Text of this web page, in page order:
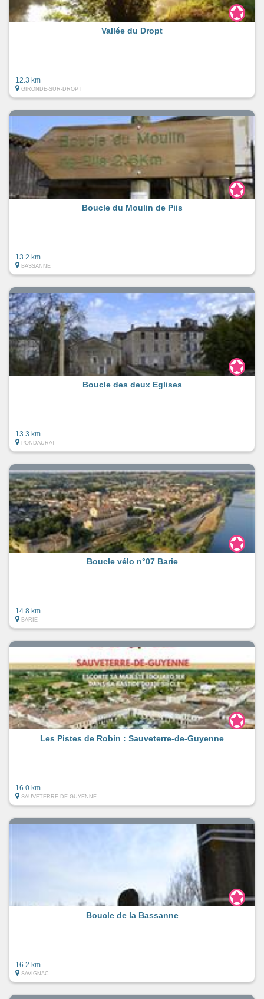
Vallée du Dropt
12.3 km
GIRONDE-SUR-DROPT
Boucle du Moulin de Piis
13.2 km
BASSANNE
Boucle des deux Eglises
13.3 km
PONDAURAT
Boucle vélo n°07 Barie
14.8 km
BARIE
Les Pistes de Robin : Sauveterre-de-Guyenne
16.0 km
SAUVETERRE-DE-GUYENNE
Boucle de la Bassanne
16.2 km
SAVIGNAC